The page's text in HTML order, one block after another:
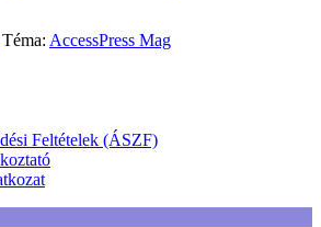
Téma: AccessPress Mag
Feltételek (ÁSZF)